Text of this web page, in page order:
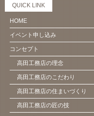
QUICK LINK
HOME
イベント申し込み
コンセプト
高田工務店の理念
高田工務店のこだわり
高田工務店の住まいづくり
高田工務店の匠の技